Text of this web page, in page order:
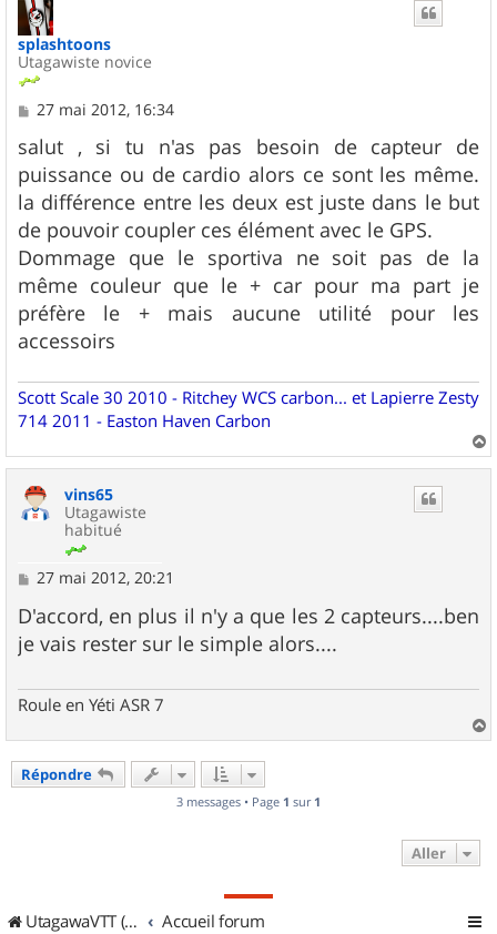
splashtoons
Utagawiste novice
M
s
s
a
g
e
27 mai 2012, 16:34
salut , si tu n'as pas besoin de capteur de
puissance ou de cardio alors ce sont les même.
la différence entre les deux est juste dans le but
de pouvoir coupler ces élément avec le GPS.
Dommage que le sportiva ne soit pas de la
même couleur que le + car pour ma part je
préfère le + mais aucune utilité pour les
accessoirs
Scott Scale 30 2010 - Ritchey WCS carbon... et Lapierre Zesty
714 2011 - Easton Haven Carbon
a
vins65
Utagawiste
habitué
M
s
s
a
27 mai 2012, 20:21
D'accord, en plus il n'y a que les 2 capteurs....ben
je vais rester sur le simple alors....
Roule en Yéti ASR 7
a
Répondre
3 messages • Page 1 sur 1
Aller
UtagawaVTT (Randos VTT et VTTAE avec traces GPS) Accueil forum